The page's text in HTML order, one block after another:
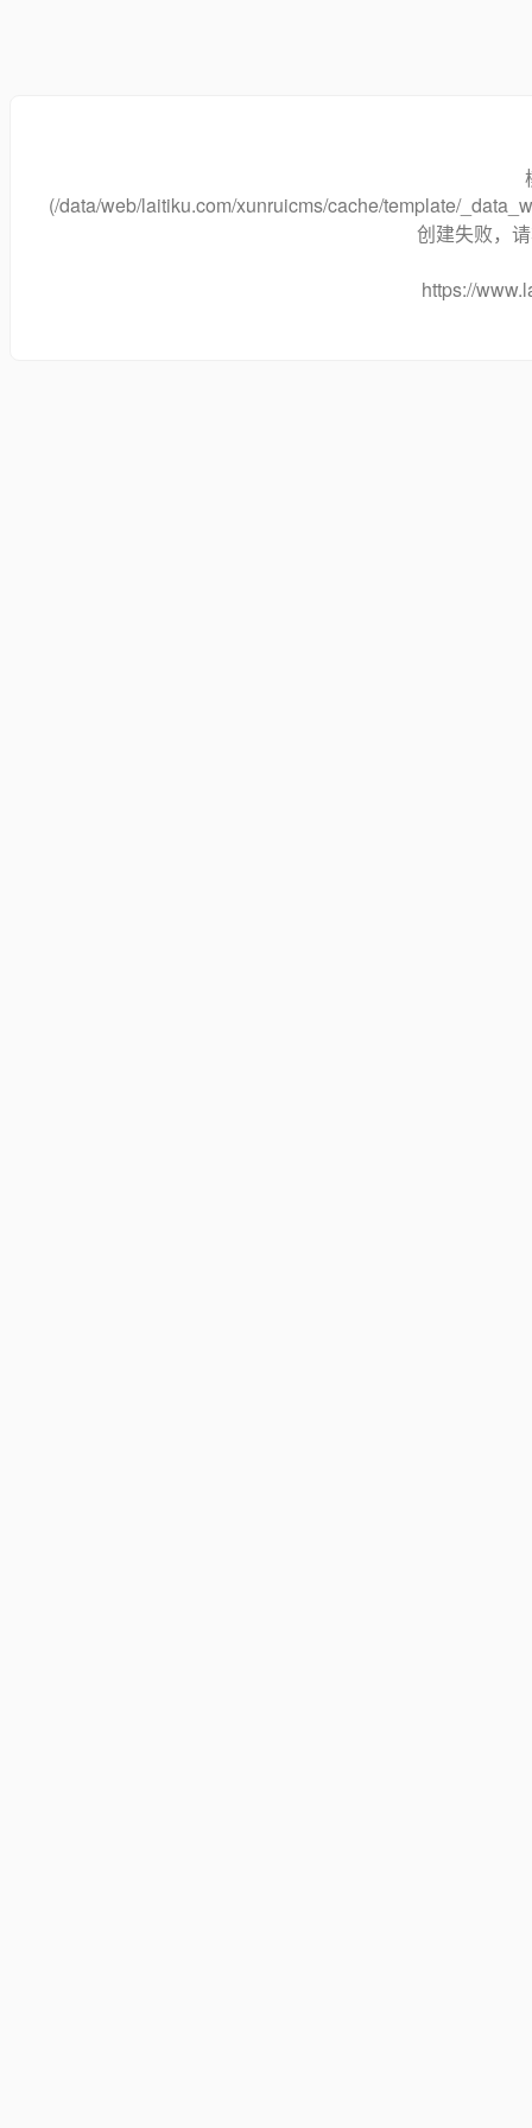
(/data/web/laitiku.com/xunruicms/cache/template/
创建失败，
https://